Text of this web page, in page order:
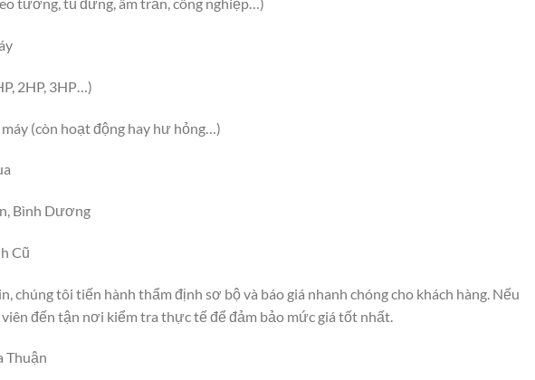
2HP, 3HP…)
(còn hoạt động hay hư hỏng…)
Bình Dương
Cũ
chúng tôi tiến hành thẩm định sơ bộ và báo giá nhanh chóng cho khách hàng. Nếu
đến tận nơi kiểm tra thực tế để đảm bảo mức giá tốt nhất.
Thuận